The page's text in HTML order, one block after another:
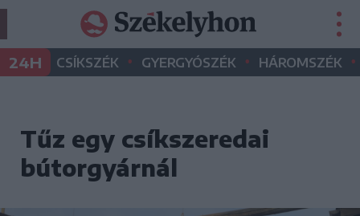
24H CSÍKSZÉK • GYERGYÓSZÉK • HÁROMSZÉK •
Tűz egy csíkszeredai
bútorgyárnál